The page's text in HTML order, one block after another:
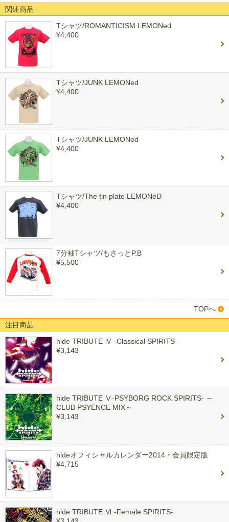
関連商品
Tシャツ/ROMANTICISM LEMONed
¥4,400
Tシャツ/JUNK LEMONed
¥4,400
Tシャツ/JUNK LEMONed
¥4,400
Tシャツ/The tin plate LEMONeD
¥4,400
7分袖Tシャツ/もさっとP.B
¥5,500
TOPへ
注目商品
hide TRIBUTE Ⅳ -Classical SPIRITS-
¥3,143
hide TRIBUTE Ⅴ-PSYBORG ROCK SPIRITS- ～
CLUB PSYENCE MIX～
¥3,143
hideオフィシャルカレンダー2014・会員限定版
¥4,715
hide TRIBUTE Ⅵ -Female SPIRITS-